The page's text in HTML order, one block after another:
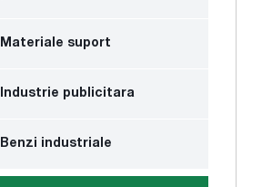
Materiale suport
Industrie publicitara
Benzi industriale